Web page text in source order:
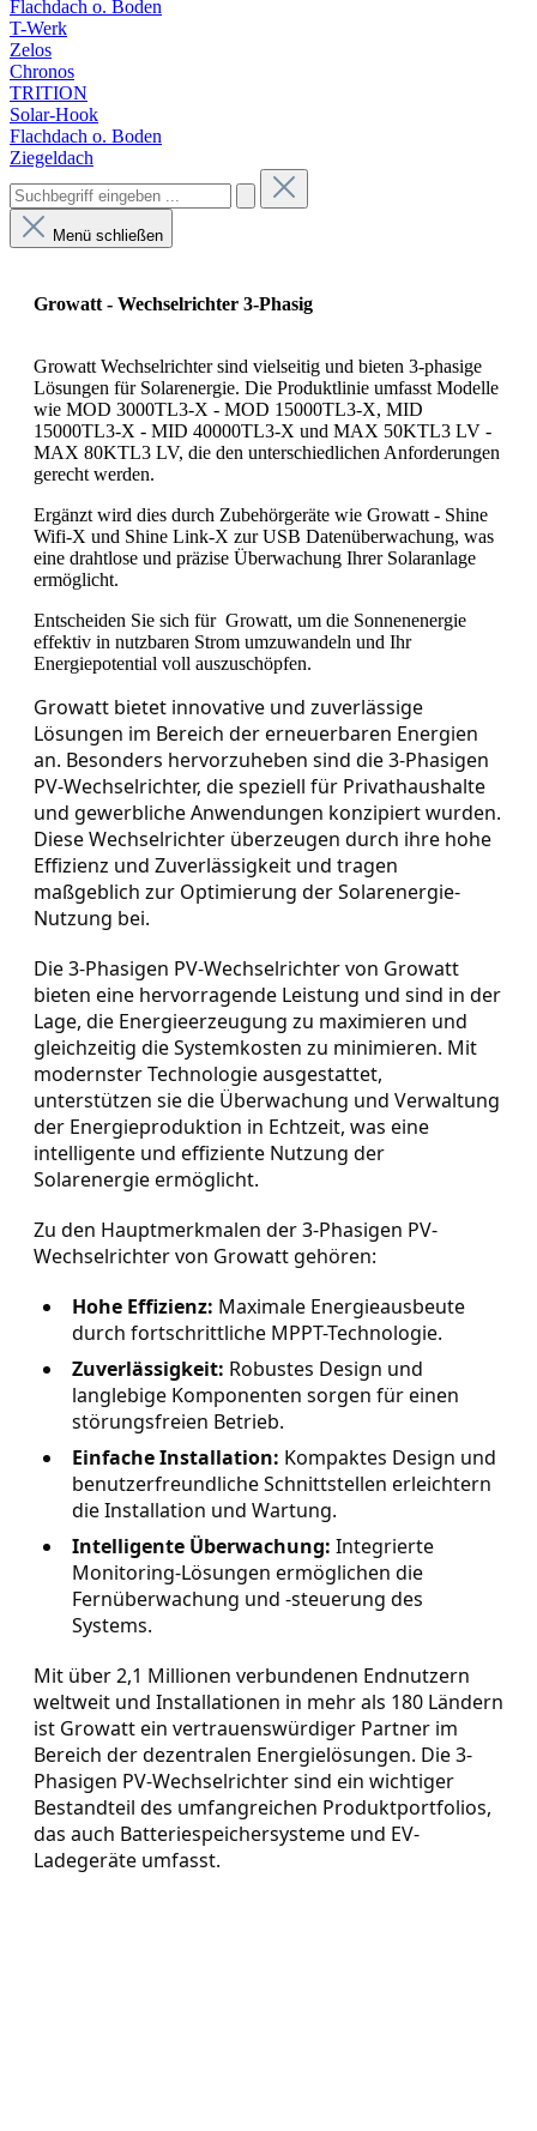
Flachdach o. Boden
T-Werk
Zelos
Chronos
TRITION
Solar-Hook
Flachdach o. Boden
Ziegeldach
Menü schließen
Growatt - Wechselrichter 3-Phasig
Growatt Wechselrichter sind vielseitig und bieten 3-phasige
Lösungen für Solarenergie. Die Produktlinie umfasst Modelle
wie MOD 3000TL3-X - MOD 15000TL3-X, MID
15000TL3-X - MID 40000TL3-X und MAX 50KTL3 LV -
MAX 80KTL3 LV, die den unterschiedlichen Anforderungen
gerecht werden.
Ergänzt wird dies durch Zubehörgeräte wie Growatt - Shine
Wifi-X und Shine Link-X zur USB Datenüberwachung, was
eine drahtlose und präzise Überwachung Ihrer Solaranlage
ermöglicht.
Entscheiden Sie sich für Growatt, um die Sonnenenergie
effektiv in nutzbaren Strom umzuwandeln und Ihr
Energiepotential voll auszuschöpfen.
Growatt bietet innovative und zuverlässige
Lösungen im Bereich der erneuerbaren Energien
an. Besonders hervorzuheben sind die 3-Phasigen
PV-Wechselrichter, die speziell für Privathaushalte
und gewerbliche Anwendungen konzipiert wurden.
Diese Wechselrichter überzeugen durch ihre hohe
Effizienz und Zuverlässigkeit und tragen
maßgeblich zur Optimierung der Solarenergie-
Nutzung bei.
Die 3-Phasigen PV-Wechselrichter von Growatt
bieten eine hervorragende Leistung und sind in der
Lage, die Energieerzeugung zu maximieren und
gleichzeitig die Systemkosten zu minimieren. Mit
modernster Technologie ausgestattet,
unterstützen sie die Überwachung und Verwaltung
der Energieproduktion in Echtzeit, was eine
intelligente und effiziente Nutzung der
Solarenergie ermöglicht.
Zu den Hauptmerkmalen der 3-Phasigen PV-
Wechselrichter von Growatt gehören:
Hohe Effizienz: Maximale Energieausbeute
durch fortschrittliche MPPT-Technologie.
Zuverlässigkeit: Robustes Design und
langlebige Komponenten sorgen für einen
störungsfreien Betrieb.
Einfache Installation: Kompaktes Design und
benutzerfreundliche Schnittstellen erleichtern
die Installation und Wartung.
Intelligente Überwachung: Integrierte
Monitoring-Lösungen ermöglichen die
Fernüberwachung und -steuerung des
Systems.
Mit über 2,1 Millionen verbundenen Endnutzern
weltweit und Installationen in mehr als 180 Ländern
ist Growatt ein vertrauenswürdiger Partner im
Bereich der dezentralen Energielösungen. Die 3-
Phasigen PV-Wechselrichter sind ein wichtiger
Bestandteil des umfangreichen Produktportfolios,
das auch Batteriespeichersysteme und EV-
Ladegeräte umfasst.